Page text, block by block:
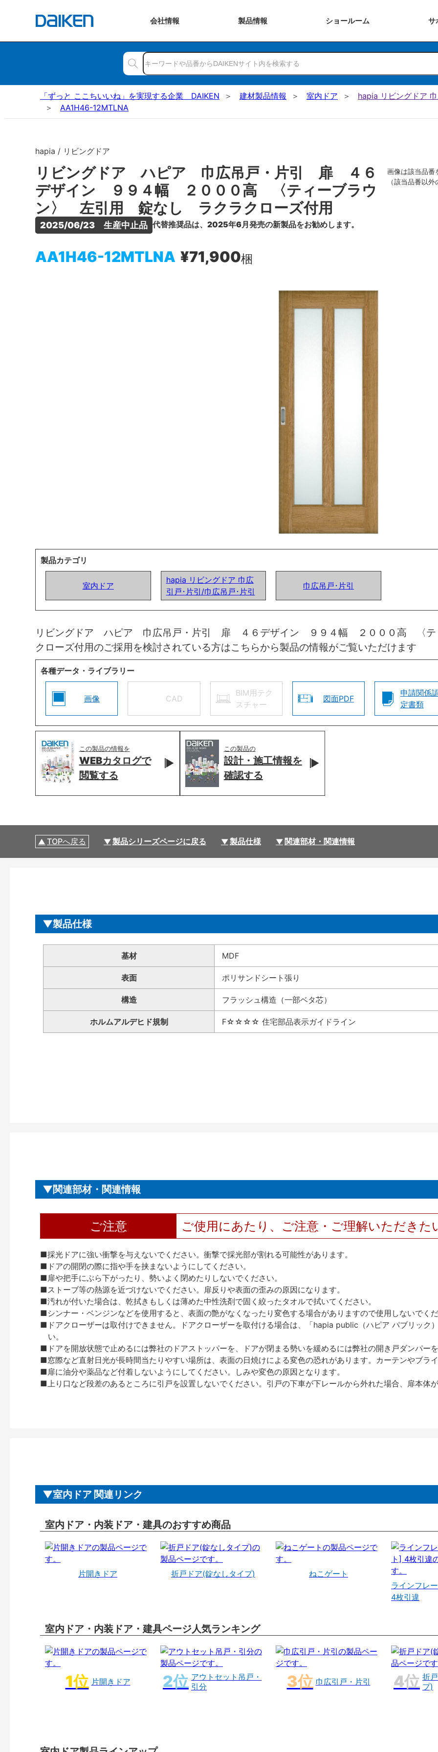
会社情報 製品情報 ショールーム サ
「ずっと ここちいいね」を実現する企業 DAIKEN 建材製品情報 室内ドア hapia リビングドア
AA1H46-12MTLNA
hapia / リビングドア
リビングドア ハピア 巾広吊戸・片引 扉 ４６
デザイン ９９４幅 ２０００高 〈ティーブラウ
ン〉 左引用 錠なし ラクラクローズ付用
2025/06/23　生産中止品 代替推奨品は、2025年6月発売の新製品をお勧めします。
AA1H46-12MTLNA ¥71,900梱
画像は該当品番
（該当品番以
製品カテゴリ
室内ドア
hapia リビングドア 巾広
引戸･片引/巾広吊戸･片引
巾広吊戸･片引
リビングドア ハピア 巾広吊戸・片引 扉 ４６デザイン ９９４幅 ２０００高 〈
クローズ付用のご採用を検討されている方はこちらから製品の情報がご覧いただけます
各種データ・ライブラリー
画像 CAD
BIM用テク
スチャー
図面PDF
申請関係
定書類
この製品の情報を
WEBカタログで
閲覧する
この製品の
設計・施工情報を
確認する
TOPへ戻る 製品シリーズページに戻る 製品仕様 関連部材・関連情報
製品仕様
基材 MDF
表面 ポリサンドシート張り
構造 フラッシュ構造（一部ベタ芯）
ホルムアルデヒド規制 F☆☆☆☆ 住宅部品表示ガイドライン
関連部材・関連情報
ご注意 ご使用にあたり、ご注意・ご理解いただきた
■採光ドアに強い衝撃を与えないでください。衝撃で採光部が割れる可能性があります。
■ドアの開閉の際に指や手を挟まないようにしてください。
■扉や把手にぶら下がったり、勢いよく閉めたりしないでください。
■ストーブ等の熱源を近づけないでください。扉反りや表面の歪みの原因になります。
■汚れが付いた場合は、乾拭きもしくは薄めた中性洗剤で固く絞ったタオルで拭いてください。
■シンナー・ベンジンなどを使用すると、表面の艶がなくなったり変色する場合がありますので使用しないでくだ
■ドアクローザーは取付けできません。ドアクローザーを取付ける場合は、「hapia public（ハピア パブリック
い。
■ドアを開放状態で止めるには弊社のドアストッパーを、ドアが閉まる勢いを緩めるには弊社の開き戸ダンパーを
■窓際など直射日光が長時間当たりやすい場所は、表面の日焼けによる変色の恐れがあります。カーテンやブラ
■扉に油分や薬品など付着しないようにしてください。しみや変色の原因となります。
■上り口など段差のあるところに引戸を設置しないでください。引戸の下車が下レールから外れた場合、扉本体
室内ドア 関連リンク
室内ドア・内装ドア・建具のおすすめ商品
片開きドア 折戸ドア(錠なしタイプ)
ねこゲート
ラインフレ
4枚引違
室内ドア・内装ドア・建具ページ人気ランキング
片開きドア
アウトセット吊戸・
引分
巾広引戸・片引
折
プ)